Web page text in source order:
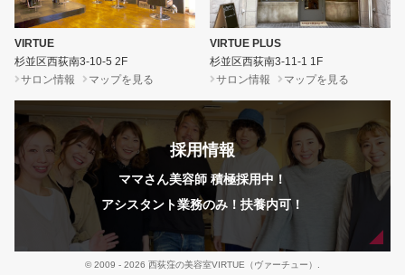
VIRTUE
杉並区西荻南3-10-5 2F
サロン情報
マップを見る
VIRTUE PLUS
杉並区西荻南3-11-1 1F
サロン情報
マップを見る
採用情報
ママさん美容師 積極採用中！
アシスタント業務のみ！扶養内可！
© 2009 - 2026 西荻窪の美容室VIRTUE（ヴァーチュー）